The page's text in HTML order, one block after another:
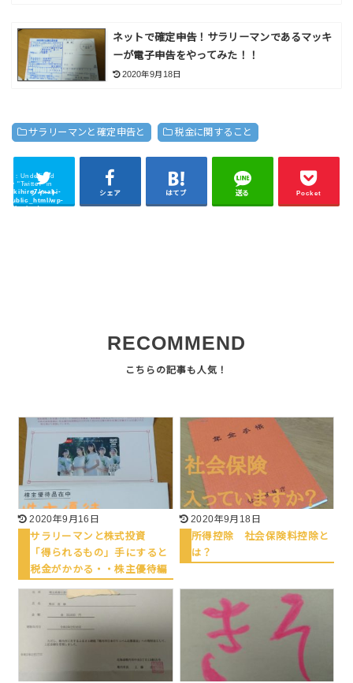
ネットで確定申告！サラリーマンであるマッキ
ーが電子申告をやってみた！！
2020年9月18日
サラリーマンと確定申告と 税金に関すること
ツイート
: Undefined
key "Twitter" in
makihiro7/maki-
public_html/wp-
plugins/sns-
シェア はてブ 送る Pocket
RECOMMEND
2020年9月16日
サラリーマンと株式投資
「得られるもの」手にすると
税金がかかる・・株主優待編
2020年9月18日
所得控除 社会保険料控除と
は？